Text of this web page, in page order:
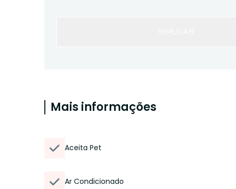
Mais informações
Aceita Pet
Ar Condicionado